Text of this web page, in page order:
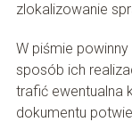
zlokalizowanie
W piśmie
sposób ich
trafić ewentualna
dokumentu